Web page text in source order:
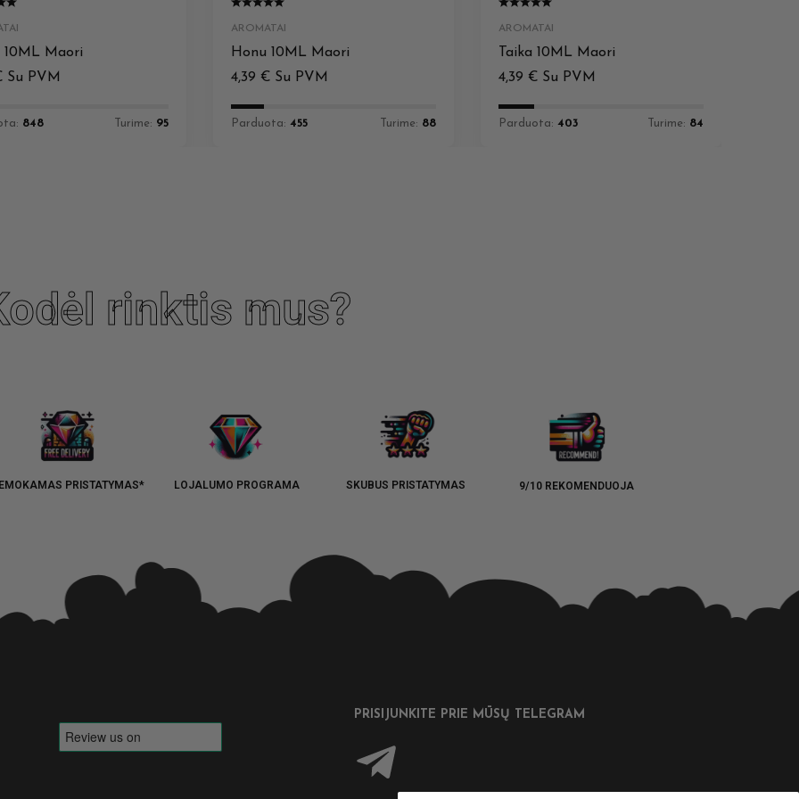
10ML Maori
Su PVM
848 Turime: 95
AROMATAI
Honu 10ML Maori
4,39 € Su PVM
Parduota: 455 Turime: 88
AROMATAI
Taika 10ML Maori
4,39 € Su PVM
Parduota: 403 Turime: 84
rinktis mus?
PRISTATYMAS* LOJALUMO PROGRAMA SKUBUS PRISTATYMAS 9/10 REKOMENDUOJA
PRISIJUNKITE PRIE MŪSŲ TELEGRAM